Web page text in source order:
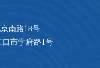
南路18号
口市学府路1号